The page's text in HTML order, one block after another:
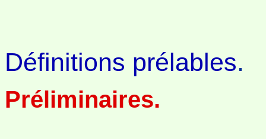
Définitions prélables.
Préliminaires.